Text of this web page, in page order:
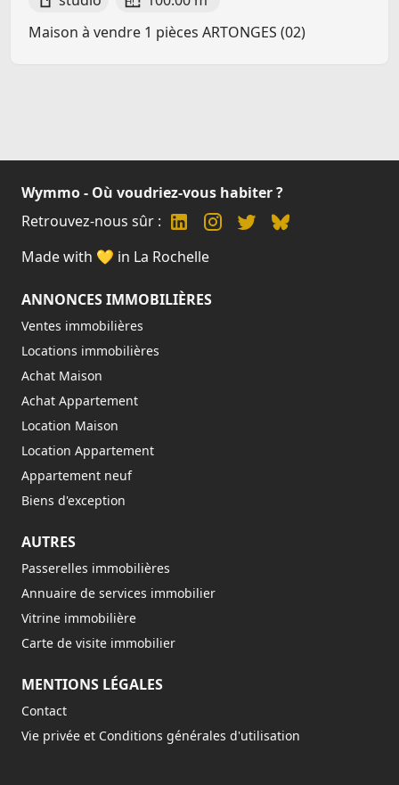
Maison à vendre 1 pièces ARTONGES (02)
Wymmo - Où voudriez-vous habiter ?
Retrouvez-nous sûr :
Made with 💛 in La Rochelle
ANNONCES IMMOBILIÈRES
Ventes immobilières
Locations immobilières
Achat Maison
Achat Appartement
Location Maison
Location Appartement
Appartement neuf
Biens d'exception
AUTRES
Passerelles immobilières
Annuaire de services immobilier
Vitrine immobilière
Carte de visite immobilier
MENTIONS LÉGALES
Contact
Vie privée et Conditions générales d'utilisation